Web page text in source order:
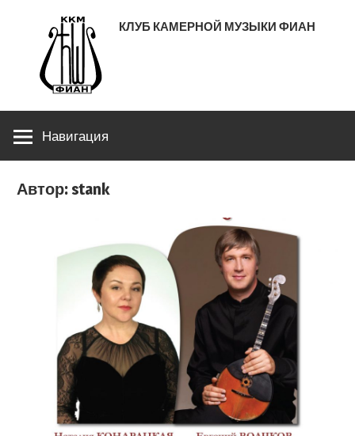
содержимому
КЛУБ КАМЕРНОЙ МУЗЫКИ ФИАН
ЛЕНИНСКИЙ ПРОСПЕКТ 53
Навигация
Автор: stank